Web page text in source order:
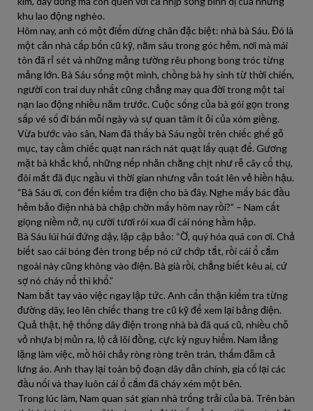
khu lao động nghèo.
Hôm nay, anh có một điểm dừng chân đặc biệt: nhà bà Sáu. Đó là
một căn nhà cấp bốn cũ kỹ, nằm sâu trong góc hẻm, nơi mà mái
tôn đã rỉ sét và những mảng tường rêu phong bong tróc từng
mảng lớn. Bà Sáu sống một mình, chồng bà hy sinh từ thời chiến,
người con trai duy nhất cũng chẳng may qua đời trong một tai
nạn lao động nhiều năm trước. Cuộc sống của bà gói gọn trong
sấp vé số đi bán mỗi ngày và sự quan tâm ít ỏi của xóm giềng.
Vừa bước vào sân, Nam đã thấy bà Sáu ngồi trên chiếc ghế gỗ
mục, tay cầm chiếc quạt nan rách nát quạt lấy quạt để. Gương
mặt bà khắc khổ, những nếp nhăn chằng chịt như rễ cây cổ thụ,
đôi mắt đã đục ngầu vì thời gian nhưng vẫn toát lên vẻ hiền hậu.
“Bà Sáu ơi, con đến kiểm tra điện cho bà đây. Nghe mấy bác đầu
hẻm bảo điện nhà bà chập chờn mấy hôm nay rồi?” – Nam cất
giọng niềm nở, nụ cười tươi rói xua đi cái nóng hầm hập.
Bà Sáu lúi húi đứng dậy, lập cập bảo: “Ờ, quý hóa quá con ơi. Chả
biết sao cái bóng đèn trong bếp nó cứ chớp tắt, rồi cái ổ cắm
ngoài này cũng không vào điện. Bà già rồi, chẳng biết kêu ai, cứ
sợ nó cháy nổ thì khổ.”
Nam bắt tay vào việc ngay lập tức. Anh cẩn thận kiểm tra từng
đường dây, leo lên chiếc thang tre cũ kỹ để xem lại bảng điện.
Quả thật, hệ thống dây điện trong nhà bà đã quá cũ, nhiều chỗ
vỏ nhựa bị mủn ra, lộ cả lõi đồng, cực kỳ nguy hiểm. Nam lẳng
lặng làm việc, mồ hôi chảy ròng ròng trên trán, thấm đẫm cả
lưng áo. Anh thay lại toàn bộ đoạn dây dẫn chính, gia cố lại các
đầu nối và thay luôn cái ổ cắm đã cháy xém một bên.
Trong lúc làm, Nam quan sát gian nhà trống trải của bà. Trên bàn